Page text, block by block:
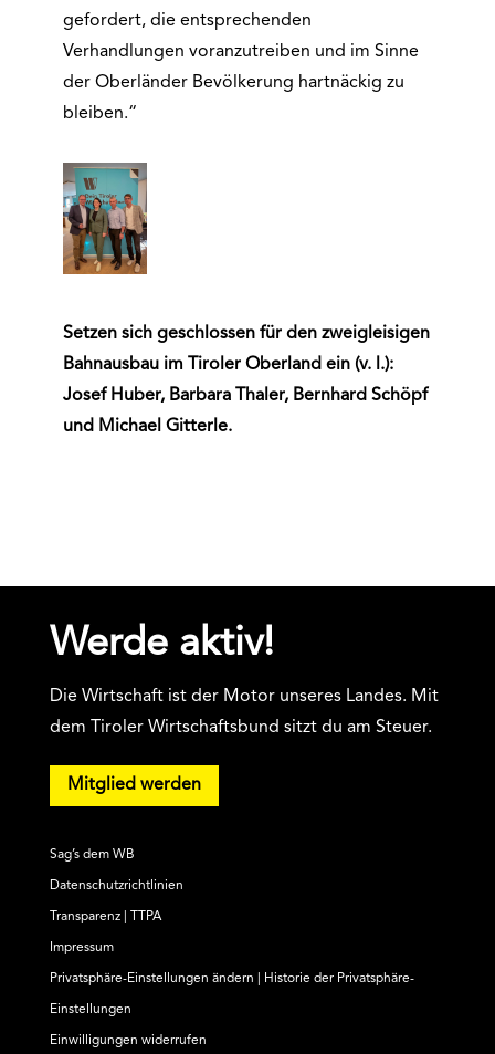
gefordert, die entsprechenden
Verhandlungen voranzutreiben und im Sinne
der Oberländer Bevölkerung hartnäckig zu
bleiben.“
Setzen sich geschlossen für den zweigleisigen
Bahnausbau im Tiroler Oberland ein (v. l.):
Josef Huber, Barbara Thaler, Bernhard Schöpf
und Michael Gitterle.
Werde aktiv!
Die Wirtschaft ist der Motor unseres Landes. Mit
dem Tiroler Wirtschaftsbund sitzt du am Steuer.
Mitglied werden
Sag’s dem WB
Datenschutzrichtlinien
Transparenz | TTPA
Impressum
Privatsphäre-Einstellungen ändern Historie der Privatsphäre-
Einstellungen
Einwilligungen widerrufen